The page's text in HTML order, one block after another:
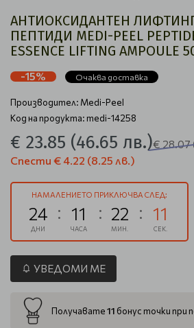
АНТИОКСИДАНТЕН
ПЕПТИДИ MEDI-PEEL
ESSENCE LIFTING AMPOULE
-15% Очаква доставка
Производител: Medi-Peel
Код на продукта: medi-14258
€ 23.85 (46.65 лв.)€ 28.07
Спести € 4.22 (8.25 лв.)
НАМАЛЕНИЕТО ПРИКЛЮЧВА СЛЕД:
24
ДНИ
11
ЧАСА
22
МИН.
11
СЕК.
УВЕДОМИ МЕ
Получавате11 бонус точки при